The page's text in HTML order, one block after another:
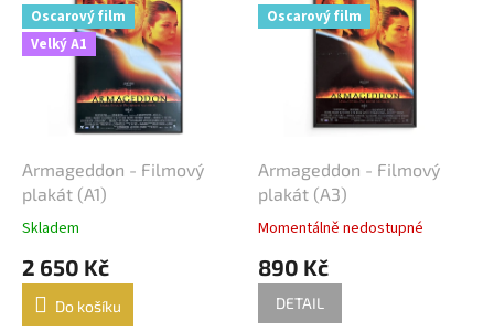
Julia Roberts 69
Jiří Bartoška 59
Miroslav Donutil 56
Nicolas Cage 55
Vlastimil Brodský
Brad Pitt 48
p Oscarový film
Velký A1
Armageddon - Filmový
plakát (A1)
Skladem
2 650 Kč
Do košíku
Oscarový film
Armageddon - Filmový
plakát (A3)
Momentálně nedostupné
890 Kč
DETAIL